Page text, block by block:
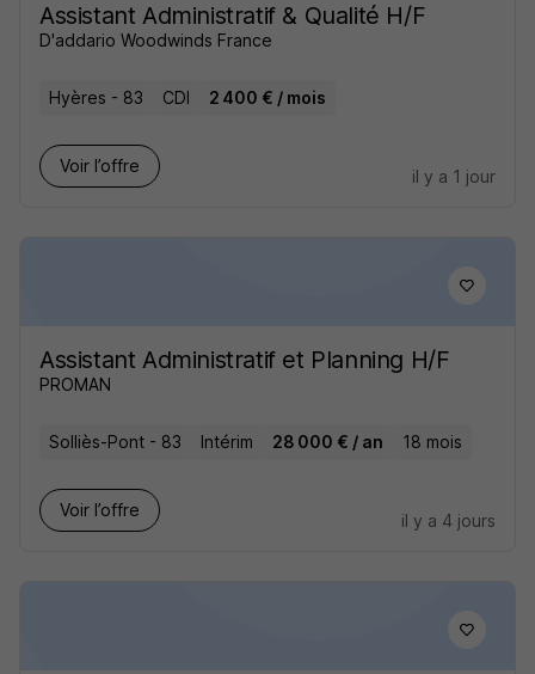
Assistant Administratif & Qualité H/F
D'addario Woodwinds France
Hyères - 83 CDI 2 400 € / mois
Voir l’offre
il y a 1 jour
Assistant Administratif et Planning H/F
PROMAN
Solliès-Pont - 83 Intérim 28 000 € / an 18 mois
Voir l’offre
il y a 4 jours